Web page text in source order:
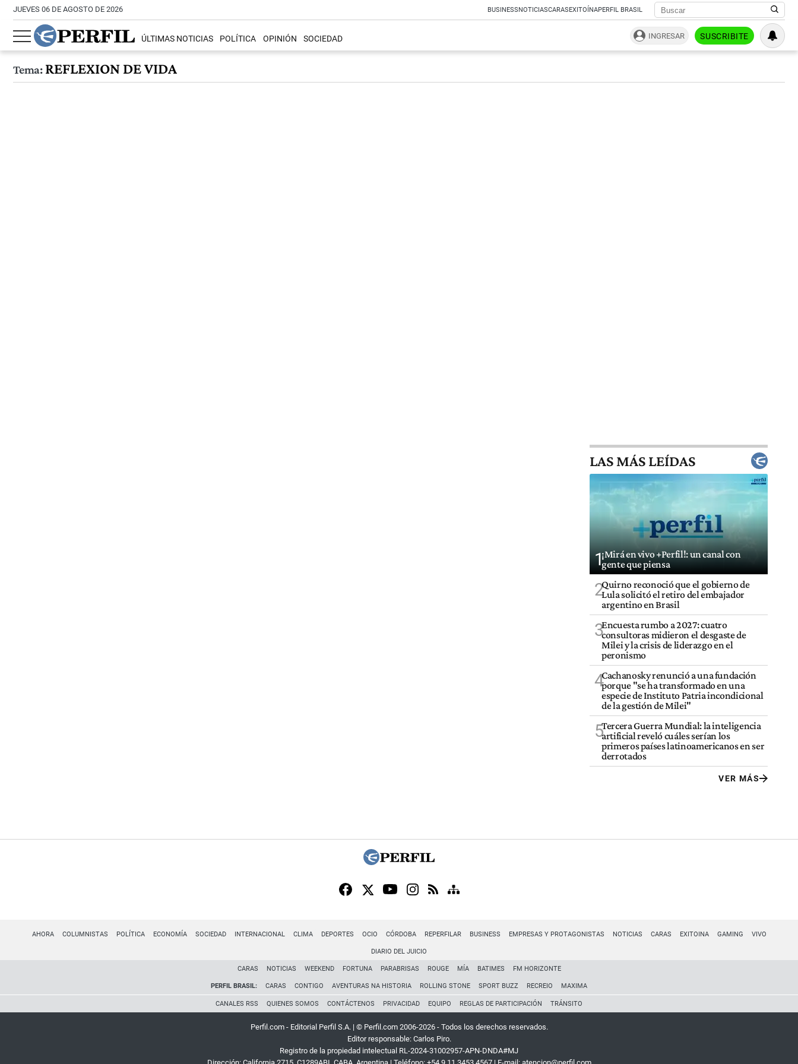
JUEVES 06 DE AGOSTO DE 2026 BUSINESSNOTICIASCARASEXITOÍNAPERFIL BRASIL
ÚLTIMAS NOTICIAS POLÍTICA OPINIÓN SOCIEDAD INGRESAR SUSCRIBITE
Tema:REFLEXION DE VIDA
LAS MÁS LEÍDAS
1¡Mirá en vivo +Perfil!: un canal con
gente que piensa
2Quirno reconoció que el gobierno de
Lula solicitó el retiro del embajador
argentino en Brasil
3Encuesta rumbo a 2027: cuatro
consultoras midieron el desgaste de
Milei y la crisis de liderazgo en el
peronismo
4Cachanosky renunció a una fundación
porque "se ha transformado en una
especie de Instituto Patria incondicional
de la gestión de Milei"
5Tercera Guerra Mundial: la inteligencia
artificial reveló cuáles serían los
primeros países latinoamericanos en ser
derrotados
VER MÁS
AHORA COLUMNISTAS POLÍTICA ECONOMÍA SOCIEDAD INTERNACIONAL CLIMA DEPORTES OCIO CÓRDOBA REPERFILAR BUSINESS EMPRESAS Y PROTAGONISTAS NOTICIAS CARAS EXITOINA GAMING VIVO
DIARIO DEL JUICIO
CARAS NOTICIAS WEEKEND FORTUNA PARABRISAS ROUGE MÍA BATIMES FM HORIZONTE
PERFIL BRASIL: CARAS CONTIGO AVENTURAS NA HISTORIA ROLLING STONE SPORT BUZZ RECREIO MAXIMA
CANALES RSS QUIENES SOMOS CONTÁCTENOS PRIVACIDAD EQUIPO REGLAS DE PARTICIPACIÓN TRÁNSITO
Perfil.com - Editorial Perfil S.A. | © Perfil.com 2006-2026 - Todos los derechos reservados.
Editor responsable: Carlos Piro.
Registro de la propiedad intelectual RL-2024-31002957-APN-DNDA#MJ